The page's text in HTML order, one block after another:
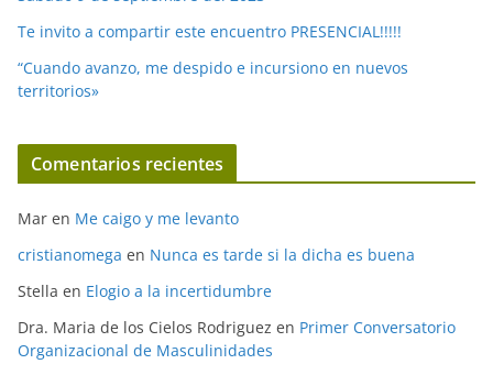
Te invito a compartir este encuentro PRESENCIAL!!!!!
“Cuando avanzo, me despido e incursiono en nuevos
territorios»
Comentarios recientes
Mar en Me caigo y me levanto
cristianomega en Nunca es tarde si la dicha es buena
Stella en Elogio a la incertidumbre
Dra. Maria de los Cielos Rodriguez en Primer Conversatorio
Organizacional de Masculinidades